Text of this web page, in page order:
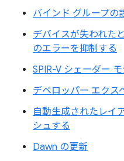
バインド グループの
デバイスが失われた
のエラーを抑制する
SPIR-V シェーダー
デベロッパー エクス
自動生成されたレイ
シュする
Dawn の更新